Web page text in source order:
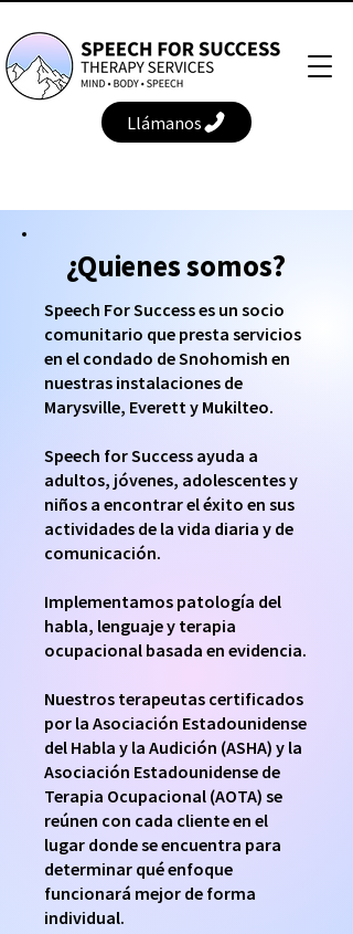
Llámanos
¿Quienes somos?
Speech For Success es un socio
comunitario que presta servicios
en el condado de Snohomish en
nuestras instalaciones de
Marysville, Everett y Mukilteo.
Speech for Success ayuda a
adultos, jóvenes, adolescentes y
niños a encontrar el éxito en sus
actividades de la vida diaria y de
comunicación.
Implementamos patología del
habla, lenguaje y terapia
ocupacional basada en evidencia.
Nuestros terapeutas certificados
por la Asociación Estadounidense
del Habla y la Audición (ASHA) y la
Asociación Estadounidense de
Terapia Ocupacional (AOTA) se
reúnen con cada cliente en el
lugar donde se encuentra para
determinar qué enfoque
funcionará mejor de forma
individual.